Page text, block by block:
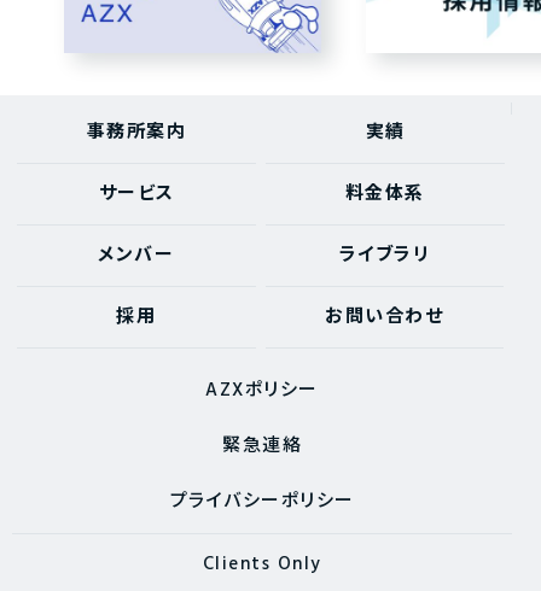
事務所案内 実績
サービス 料金体系
メンバー ライブラリ
採用 お問い合わせ
AZXポリシー
緊急連絡
プライバシーポリシー
Clients Only